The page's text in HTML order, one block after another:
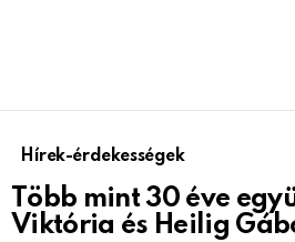
Hírek-érdekességek
Több mint 30 éve
Viktória és Heilig